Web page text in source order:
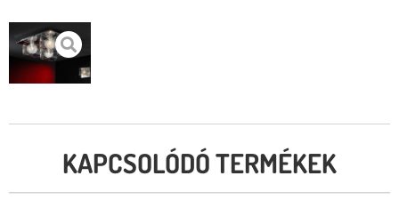
KAPCSOLÓDÓ TERMÉKEK